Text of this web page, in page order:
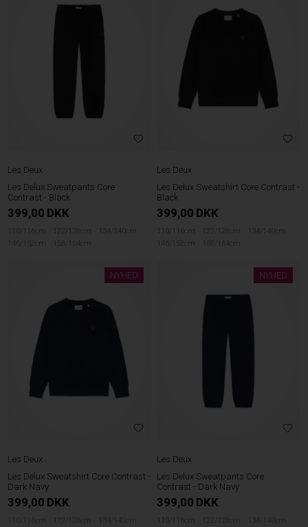
Les Deux
Les Delux Sweatpants Core
Contrast - Black
399,00 DKK
110/116cm 122/128cm
134/140cm
146/152cm
158/164cm
Les Deux
Les Delux Sweatshirt Core Contrast -
Black
399,00 DKK
110/116cm 122/128cm
134/140cm
146/152cm
158/164cm
NYHED
Les Deux
Les Delux Sweatshirt Core Contrast -
Dark Navy
399,00 DKK
110/116cm 122/128cm
134/140cm
NYHED
Les Deux
Les Delux Sweatpants Core
Contrast - Dark Navy
399,00 DKK
110/116cm 122/128cm
134/140cm